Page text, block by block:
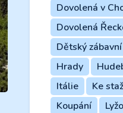
Dovolená v
Dovolená
Dětský
Hrady
Itálie
Ke
Koupání